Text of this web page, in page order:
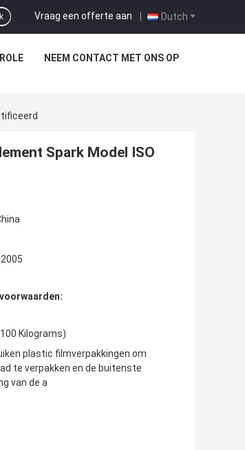
Dutch
Vraag een offerte aan |
NEEM CONTACT MET ONS OP
Spark Model ISO
Kilograms)
plastic filmverpakkingen om
te verpakken en de buitenste
van de a